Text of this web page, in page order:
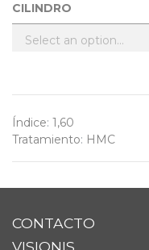
CILINDRO
Índice: 1,60
Tratamiento: HMC
CONTACTO